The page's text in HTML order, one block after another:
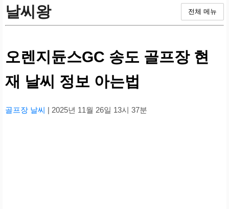
날씨왕 전체 메뉴
오렌지듄스GC 송도 골프장 현
재 날씨 정보 아는법
골프장 날씨 | 2025년 11월 26일 13시 37분